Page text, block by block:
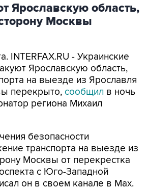
Ярославскую область,
Москвы
INTERFAX.RU - Украинские
Ярославскую область,
на выезде из Ярославля
перекрыто, сообщил в ночь
региона Михаил
безопасности
транспорта на выезде из
Москвы от перекрестка
с Юго-Западной
он в своем канале в Мах.